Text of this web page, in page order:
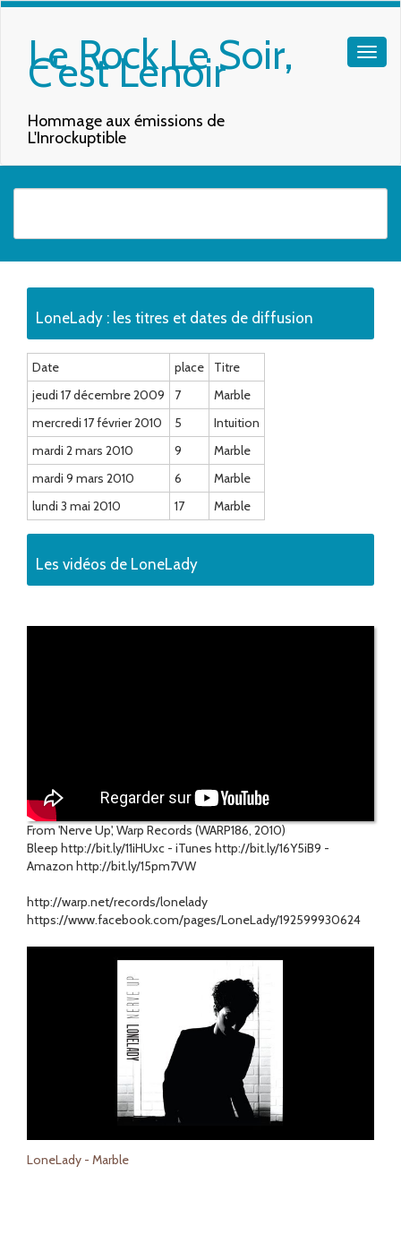
Le Rock Le Soir,
C'est Lenoir
Hommage aux émissions de
L'Inrockuptible
LoneLady : les titres et dates de diffusion
Date place
Titre
jeudi 17 décembre 2009
7
Marble
mercredi 17 février 2010
5
Intuition
mardi 2 mars 2010
9
Marble
mardi 9 mars 2010
6
Marble
lundi 3 mai 2010
17 Marble
Les vidéos de LoneLady
From 'Nerve Up', Warp Records (WARP186, 2010)
Bleep http://bit.ly/11iHUxc - iTunes http://bit.ly/16Y5iB9 -
Amazon http://bit.ly/15pm7VW
http://warp.net/records/lonelady
https://www.facebook.com/pages/LoneLady/192599930624
LoneLady - Marble